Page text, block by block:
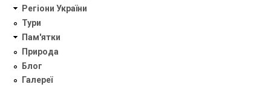
Регіони України
Тури
Пам'ятки
Природа
Блог
Галереї